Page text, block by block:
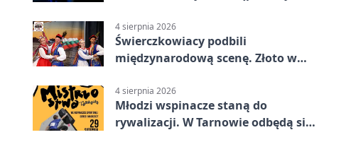
4 sierpnia 2026
Świerczkowiacy podbili
międzynarodową scenę. Złoto w
4 sierpnia 2026
Młodzi wspinacze staną do
rywalizacji. W Tarnowie odbędą się